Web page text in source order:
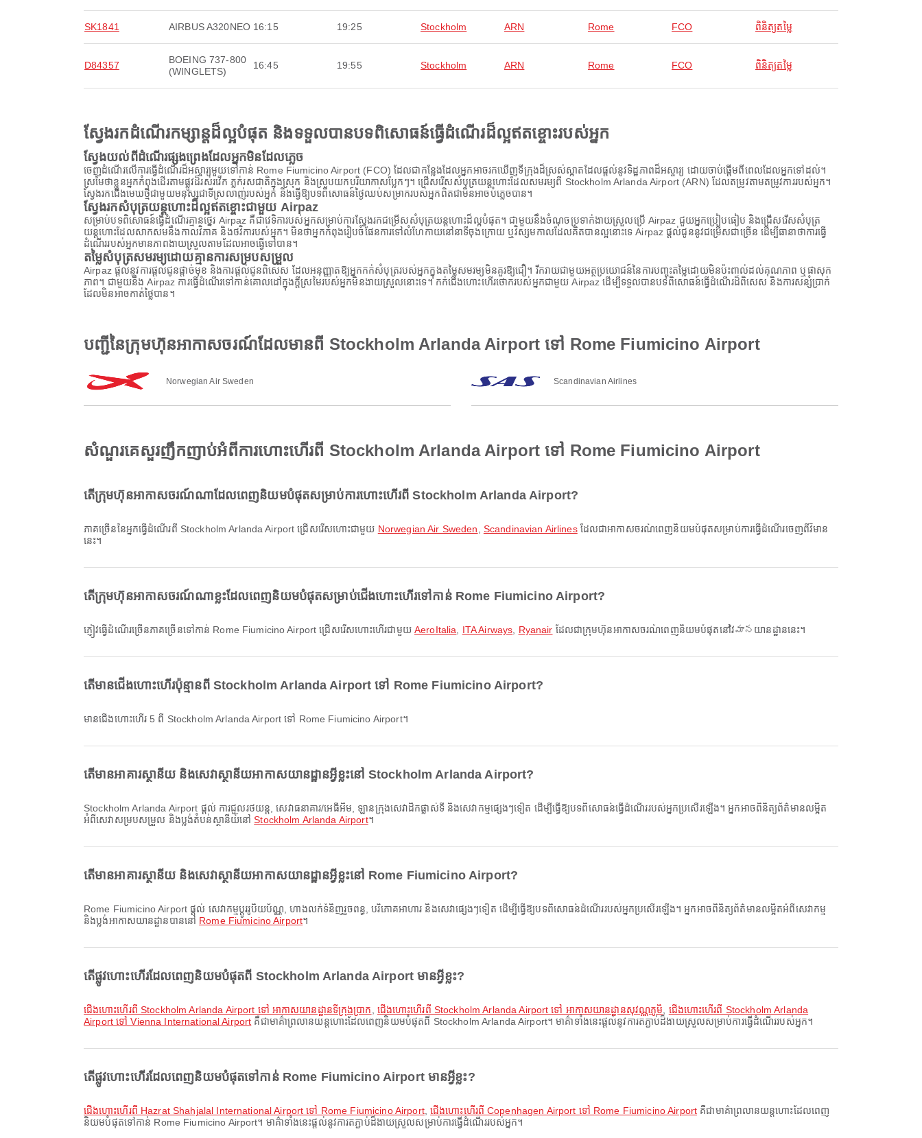
SK1841 AIRBUS A320NEO 16:15 19:25 Stockholm ARN Rome FCO ពិនិត្យតម្លៃ
D84357
BOEING 737-800
(WINGLETS)
16:45 19:55 Stockholm ARN Rome FCO ពិនិត្យតម្លៃ
ស្វែងរកដំណើរកម្សាន្តដ៏ល្អបំផុត និងទទួលបានបទពិសោធន៍ធ្វើដំណើរដ៏ល្អឥតខ្ចោះរបស់អ្នក
ស្វែងយល់ពីដំណើរផ្សងព្រេងដែលអ្នកមិនដែលភ្លេច
ចេញដំណើរលើការធ្វើដំណើរដ៏អស្ចារ្យមួយទៅកាន់ Rome Fiumicino Airport (FCO) ដែលជាកន្លែងដែលអ្នកអាចរកឃើញទីក្រុងដ៏ស្រស់ស្អាតដែលផ្តល់នូវទិដ្ឋភាពដ៏អស្ចារ្យ ដោយចាប់ផ្តើមពីពេលដែលអ្នកទៅដល់។
ស្រមៃថាខ្លួនអ្នកកំពុងដើរតាមផ្លូវដ៏រស់រវើក ភ្លក់រសជាតិក្នុងស្រុក និងស្រូបយកបរិយាកាសប្លែកៗ។ ជ្រើសរើសសំបុត្រយន្តហោះដែលសមរម្យពី Stockholm Arlanda Airport (ARN) ដែលតម្រូវតាមតម្រូវការរបស់អ្នក។
ស្វែងរកជើងមេឃថ្មីជាមួយមនុស្សជាទីស្រលាញ់របស់អ្នក និងធ្វើឱ្យបទពិសោធន៍ថ្ងៃឈប់សម្រាករបស់អ្នកពិតជាមិនអាចបំភ្លេចបាន។
ស្វែងរកសំបុត្រយន្តហោះដ៏ល្អឥតខ្ចោះជាមួយ Airpaz
សម្រាប់បទពិសោធន៍ធ្វើដំណើរគ្មានថ្នេរ Airpaz គឺជាវេទិការបស់អ្នកសម្រាប់ការស្វែងរកជម្រើសសំបុត្រយន្តហោះដ៏ល្អបំផុត។ ជាមួយនឹងចំណុចប្រទាក់ងាយស្រួលប្រើ Airpaz ជួយអ្នកប្រៀបធៀប និងជ្រើសរើសសំបុត្រ
យន្តហោះដែលសាកសមនឹងកាលវិភាគ និងថវិការបស់អ្នក។ មិនថាអ្នកកំពុងរៀបចំផែនការទៅលំហែកាយនៅនាទីចុងក្រោយ ឬវិស្សមកាលដែលគិតបានល្អនោះទេ Airpaz ផ្តល់ជូននូវជម្រើសជាច្រើន ដើម្បីធានាថាការធ្វើ
ដំណើររបស់អ្នកមានភាពងាយស្រួលតាមដែលអាចធ្វើទៅបាន។
តម្លៃសំបុត្រសមរម្យដោយគ្មានការសម្របសម្រួល
Airpaz ផ្តល់នូវការផ្តល់ជូនផ្តាច់មុខ និងការផ្តល់ជូនពិសេស ដែលអនុញ្ញាតឱ្យអ្នកកក់សំបុត្ររបស់អ្នកក្នុងតម្លៃសមរម្យមិនគួរឱ្យជឿ។ រីករាយជាមួយអត្ថប្រយោជន៍នៃការបញ្ចុះតម្លៃដោយមិនប៉ះពាល់ដល់គុណភាព ឬផាសុក
ភាព។ ជាមួយនឹង Airpaz ការធ្វើដំណើរទៅកាន់គោលដៅក្នុងក្តីស្រមៃរបស់អ្នកមិនងាយស្រួលនោះទេ។ កក់ជើងហោះហើរថោករបស់អ្នកជាមួយ Airpaz ដើម្បីទទួលបានបទពិសោធន៍ធ្វើដំណើរដ៏ពិសេស និងការសន្សំប្រាក់
ដែលមិនអាចកាត់ថ្លៃបាន។
បញ្ជីនៃក្រុមហ៊ុនអាកាសចរណ៍ដែលមានពី Stockholm Arlanda Airport ទៅ Rome Fiumicino Airport
Norwegian Air Sweden Scandinavian Airlines
សំណួរគេសួរញឹកញាប់អំពីការហោះហើរពី Stockholm Arlanda Airport ទៅ Rome Fiumicino Airport
តើក្រុមហ៊ុនអាកាសចរណ៍ណាដែលពេញនិយមបំផុតសម្រាប់ការហោះហើរពី Stockholm Arlanda Airport?
ភាគច្រើននៃអ្នកធ្វើដំណើរពី Stockholm Arlanda Airport ជ្រើសរើសហោះជាមួយ Norwegian Air Sweden Scandinavian Airlinesដែលជាអាកាសចរណ៍ពេញនិយមបំផុតសម្រាប់ការធ្វើដំណើរចេញពីវិមាន
នេះ។
តើក្រុមហ៊ុនអាកាសចរណ៍ណាខ្លះដែលពេញនិយមបំផុតសម្រាប់ជើងហោះហើរទៅកាន់ Rome Fiumicino Airport?
ភ្ញៀវធ្វើដំណើរច្រើនភាគច្រើនទៅកាន់ Rome Fiumicino Airport ជ្រើសរើសហោះហើរជាមួយAeroItalia ITA Airways Ryanair ដែលជាក្រុមហ៊ុនអាកាសចរណ៍ពេញនិយមបំផុតនៅវిమానយានដ្ឋាននេះ។
តើមានជើងហោះហើរប៉ុន្មានពី Stockholm Arlanda Airport ទៅ Rome Fiumicino Airport?
មានជើងហោះហើរ 5 ពី Stockholm Arlanda Airport ទៅ Rome Fiumicino Airport។
តើមានអាគារស្ថានីយ និងសេវាស្ថានីយអាកាសយានដ្ឋានអ្វីខ្លះនៅ Stockholm Arlanda Airport?
Stockholm Arlanda Airport ផ្តល់ ការជួលរថយន្ត, សេវាធនាគារ/អេធីអឹម, ឡានក្រុងសេវាដឹកផ្លាស់ទី និងសេវាកម្មផ្សេងៗទៀត ដើម្បីធ្វើឱ្យបទពិសោធន៍ធ្វើដំណើររបស់អ្នកប្រសើរឡើង។ អ្នកអាចពិនិត្យព័ត៌មានលម្អិត
អំពីសេវាសម្របសម្រួល និងប្លង់តំបន់ស្ថានីយ៍នៅStockholm Arlanda Airport។
តើមានអាគារស្ថានីយ និងសេវាស្ថានីយអាកាសយានដ្ឋានអ្វីខ្លះនៅ Rome Fiumicino Airport?
Rome Fiumicino Airport ផ្តល់ សេវាកម្មប្តូររូបិយប័ណ្ណ, ហាងលក់ទំនិញរួចពន្ធ, បរិភោគអាហារ និងសេវាផ្សេងៗទៀត ដើម្បីធ្វើឱ្យបទពិសោធន៍ដំណើររបស់អ្នកប្រសើរឡើង។ អ្នកអាចពិនិត្យព័ត៌មានលម្អិតអំពីសេវាកម្ម
និងប្លង់អាកាសយានដ្ឋានបាននៅ Rome Fiumicino Airport។
តើផ្លូវហោះហើរដែលពេញនិយមបំផុតពី Stockholm Arlanda Airport មានអ្វីខ្លះ?
ជើងហោះហើរពី Stockholm Arlanda Airport ទៅ អាកាសយានដ្ឋានទីក្រុងប្រាក ជើងហោះហើរពី Stockholm Arlanda Airport ទៅ អាកាសយានដ្ឋានសុវណ្ណភូមិ
ជើងហោះហើរពី Stockholm Arlanda
Airport ទៅ Vienna International Airport គឺជាមាគ៌ាព្រលានយន្តហោះដែលពេញនិយមបំផុតពី Stockholm Arlanda Airport។ មាគ៌ាទាំងនេះផ្តល់នូវការតភ្ជាប់ដ៏ងាយស្រួលសម្រាប់ការធ្វើដំណើររបស់អ្នក។
តើផ្លូវហោះហើរដែលពេញនិយមបំផុតទៅកាន់ Rome Fiumicino Airport មានអ្វីខ្លះ?
ជើងហោះហើរពី Hazrat Shahjalal International Airport ទៅ Rome Fiumicino Airport,ជើងហោះហើរពី Copenhagen Airport ទៅ Rome Fiumicino Airport គឺជាមាគ៌ាព្រលានយន្តហោះដែលពេញ
និយមបំផុតទៅកាន់ Rome Fiumicino Airport។ មាគ៌ាទាំងនេះផ្តល់នូវការតភ្ជាប់ដ៏ងាយស្រួលសម្រាប់ការធ្វើដំណើររបស់អ្នក។